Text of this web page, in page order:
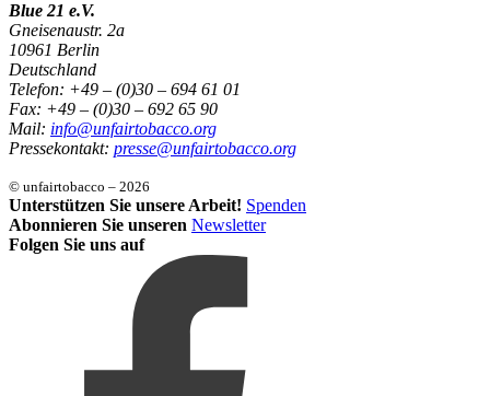
Blue 21 e.V.
Gneisenaustr. 2a
10961 Berlin
Deutschland
Telefon: +49 – (0)30 – 694 61 01
Fax: +49 – (0)30 – 692 65 90
Mail: info@unfairtobacco.org
Pressekontakt: presse@unfairtobacco.org
© unfairtobacco – 2026
Unterstützen Sie unsere Arbeit! Spenden
Abonnieren Sie unseren Newsletter
Folgen Sie uns auf